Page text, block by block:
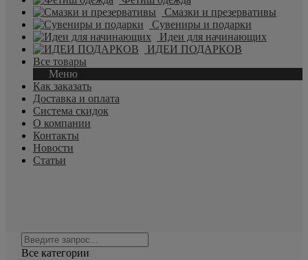
Смазки и презервативы
Сувениры и подарки
Идеи для начинающих
ИДЕИ ПОДАРКОВ
Все товары
Меню
Как заказать
Доставка и оплата
Система скидок
О компании
Контакты
Новости
Статьи
Все категории